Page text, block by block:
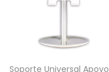
Soporte Universal Apoyo